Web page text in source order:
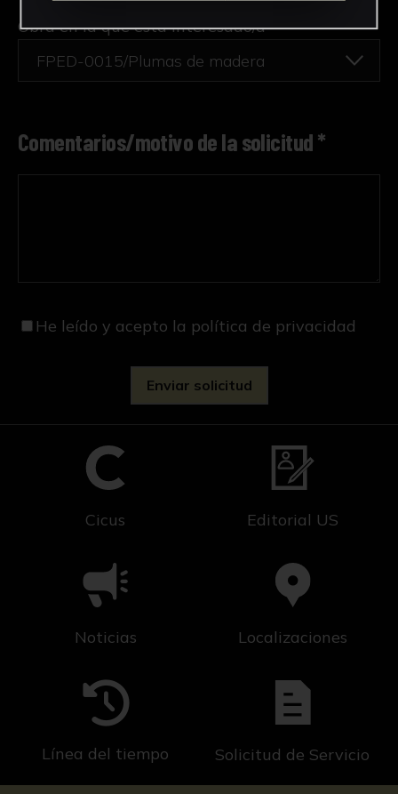
Obra en la que está interesado/a*
FPED-0015/Plumas de madera
Comentarios/motivo de la solicitud *
He leído y acepto la política de privacidad
Cicus Editorial US
Noticias Localizaciones
Línea del tiempo Solicitud de Servicio